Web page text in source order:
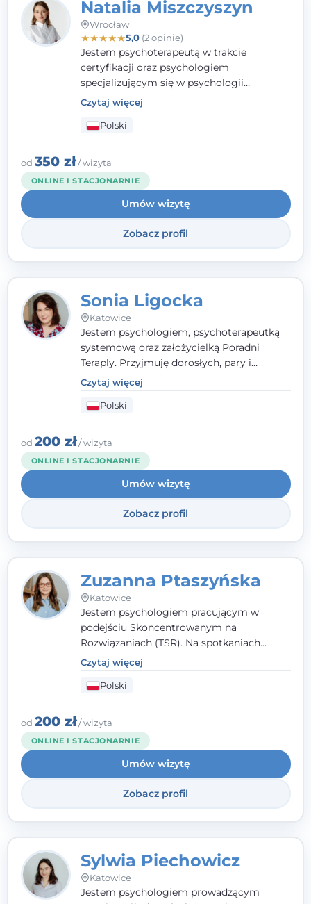
Natalia Miszczyszyn
Wrocław
★★★★★5,0(2 opinie)
Jestem psychoterapeutą w trakcie
certyfikacji oraz psychologiem
specjalizującym się w psychologii
klinicznej. Ukończyłam również studia
podyplomowe z Praktycznej Diagnozy
Psychologicznej. Aktywnie uczestniczę w
działalności Polskiego Towarzystwa
Psychiatrycznego oraz Polskiego
Towarzystwa Psychologicznego, a także
jestem członkiem nadzwyczajnym
Wielkopolskiego Towarzystwa Terapii
Systemowej.
Czytaj więcej
Polski
od 350 zł/ wizyta
ONLINE I STACJONARNIE
Umów wizytę
Zobacz profil
Sonia Ligocka
Katowice
Jestem psychologiem, psychoterapeutką
systemową oraz założycielką Poradni
Teraply. Przyjmuję dorosłych, pary i
rodziny, dobierając metody do
indywidualnych zasobów pacjenta. Wierzę
w drzemiące w Tobie zasoby, które
pozwolą Ci wyjść z kryzysu - a jeśli jeszcze
ich nie widzisz, pomogę Ci je odsłonić.
Czytaj więcej
Polski
od 200 zł/ wizyta
ONLINE I STACJONARNIE
Umów wizytę
Zobacz profil
Zuzanna Ptaszyńska
Katowice
Jestem psychologiem pracującym w
podejściu Skoncentrowanym na
Rozwiązaniach (TSR). Na spotkaniach
pracuję w sposób dopasowany do Ciebie -
nawet jeśli na starcie nie wiesz dokładnie,
czego potrzebujesz, odkrywamy to razem,
krok po kroku. Towarzyszę dorosłym oraz
młodzieży od 13. roku życia.
Czytaj więcej
Polski
od 200 zł/ wizyta
ONLINE I STACJONARNIE
Umów wizytę
Zobacz profil
Sylwia Piechowicz
Katowice
Jestem psychologiem prowadzącym